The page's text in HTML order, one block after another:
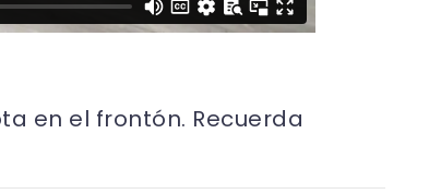
en el frontón. Recuerda